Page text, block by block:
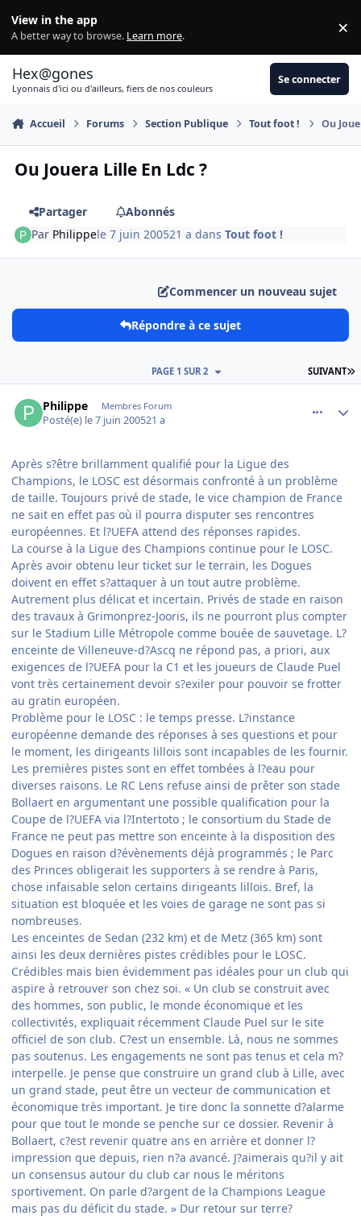
View in the app
A better way to browse. Learn more. ×
Hex@gones
Lyonnais d'ici ou d'ailleurs, fiers de nos couleurs
Se connecter
Accueil Forums Section Publique Tout foot ! Ou
Ou Jouera Lille En Ldc ?
Partager
Abonnés
Par Philippele 7 juin 200521 a dansTout foot !
Commencer un nouveau sujet
Répondre à ce sujet
SUIVANT
PAGE 1 SUR 2
Philippe Membres Forum
Posté(e) le 7 juin 200521 a
Après s?être brillamment qualifié pour la Ligue des
Champions, le LOSC est désormais confronté à un problème
de taille. Toujours privé de stade, le vice champion de France
ne sait en effet pas où il pourra disputer ses rencontres
européennes. Et l?UEFA attend des réponses rapides.
La course à la Ligue des Champions continue pour le LOSC.
Après avoir obtenu leur ticket sur le terrain, les Dogues
doivent en effet s?attaquer à un tout autre problème.
Autrement plus délicat et incertain. Privés de stade en raison
des travaux à Grimonprez-Jooris, ils ne pourront plus compter
sur le Stadium Lille Métropole comme bouée de sauvetage. L?
enceinte de Villeneuve-d?Ascq ne répond pas, a priori, aux
exigences de l?UEFA pour la C1 et les joueurs de Claude Puel
vont très certainement devoir s?exiler pour pouvoir se frotter
au gratin européen.
Problème pour le LOSC : le temps presse. L?instance
européenne demande des réponses à ses questions et pour
le moment, les dirigeants lillois sont incapables de les fournir.
Les premières pistes sont en effet tombées à l?eau pour
diverses raisons. Le RC Lens refuse ainsi de prêter son stade
Bollaert en argumentant une possible qualification pour la
Coupe de l?UEFA via l?Intertoto ; le consortium du Stade de
France ne peut pas mettre son enceinte à la disposition des
Dogues en raison d?évènements déjà programmés ; le Parc
des Princes obligerait les supporters à se rendre à Paris,
chose infaisable selon certains dirigeants lillois. Bref, la
situation est bloquée et les voies de garage ne sont pas si
nombreuses.
Les enceintes de Sedan (232 km) et de Metz (365 km) sont
ainsi les deux dernières pistes crédibles pour le LOSC.
Crédibles mais bien évidemment pas idéales pour un club qui
aspire à retrouver son chez soi. « Un club se construit avec
des hommes, son public, le monde économique et les
collectivités, expliquait récemment Claude Puel sur le site
officiel de son club. C?est un ensemble. Là, nous ne sommes
pas soutenus. Les engagements ne sont pas tenus et cela m?
interpelle. Je pense que construire un grand club à Lille, avec
un grand stade, peut être un vecteur de communication et
économique très important. Je tire donc la sonnette d?alarme
pour que tout le monde se penche sur ce dossier. Revenir à
Bollaert, c?est revenir quatre ans en arrière et donner l?
impression que depuis, rien n?a avancé. J?aimerais qu?il y ait
un consensus autour du club car nous le méritons
sportivement. On parle d?argent de la Champions League
mais pas du déficit du stade. » Dur retour sur terre?